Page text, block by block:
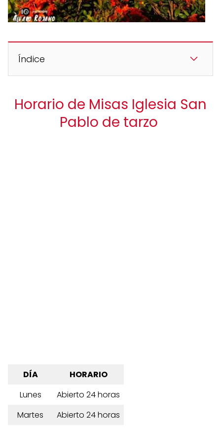
Índice
Horario de Misas Iglesia San
Pablo de tarzo
DÍA
HORARIO
Lunes
Abierto 24 horas
Martes
Abierto 24 horas